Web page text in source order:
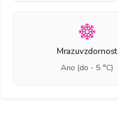
Mrazuvzdornost
Ano (do - 5 °C)